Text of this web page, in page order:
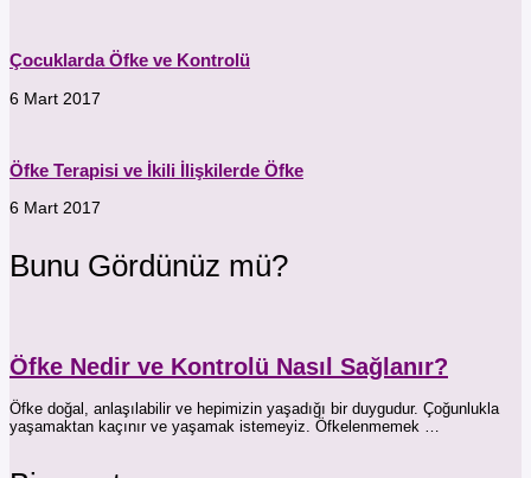
Çocuklarda Öfke ve Kontrolü
6 Mart 2017
Öfke Terapisi ve İkili İlişkilerde Öfke
6 Mart 2017
Bunu Gördünüz mü?
Öfke Nedir ve Kontrolü Nasıl Sağlanır?
Öfke doğal, anlaşılabilir ve hepimizin yaşadığı bir duygudur. Çoğunlukla
yaşamaktan kaçınır ve yaşamak istemeyiz. Öfkelenmemek …